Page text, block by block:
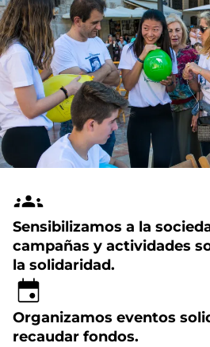
Sensibilizamos a la
campañas y actividades
la solidaridad.
Organizamos eventos
recaudar fondos.